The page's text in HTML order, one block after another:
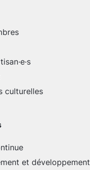
culturelles
et développement